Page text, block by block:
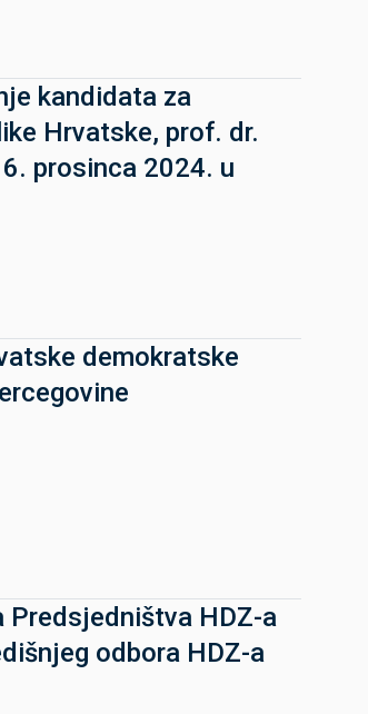
kandidata za
Hrvatske, prof. dr.
prosinca 2024. u
demokratske
Predsjedništva HDZ-a
odbora HDZ-a